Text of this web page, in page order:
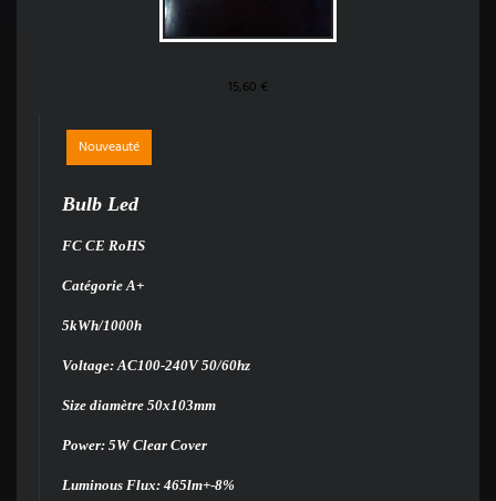
15,60 €
Nouveauté
Bulb Led
FC CE RoHS
Catégorie A+
5kWh/1000h
Voltage: AC100-240V 50/60hz
Size diamètre 50x103mm
Power: 5W Clear Cover
Luminous Flux: 465lm+-8%